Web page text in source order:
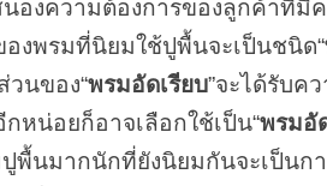
องความต้องการของลูกค้าที่มี
งพรมที่นิยมใช้ปูพื้นจะเป็นชนิด
วนของ พรมอัดเรียบ จะได้รับค
หน่อยก็อาจเลือกใช้เป็น พรมอั
นมากนักที่ยังนิยมกันจะเป็นกา